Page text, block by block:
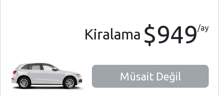
Kiralama $949/ay
Müsait Değil